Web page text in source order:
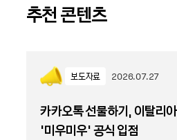
추천 콘텐츠
보도자료 2026.07.27
카카오톡 선물하기, 이탈리
'미우미우' 공식 입점